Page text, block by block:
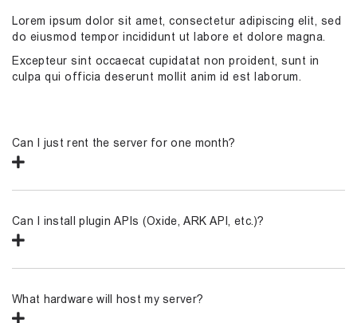
Lorem ipsum dolor sit amet, consectetur adipiscing elit, sed
do eiusmod tempor incididunt ut labore et dolore magna.
Excepteur sint occaecat cupidatat non proident, sunt in
culpa qui officia deserunt mollit anim id est laborum.
Can I just rent the server for one month?
Can I install plugin APIs (Oxide, ARK API, etc.)?
What hardware will host my server?